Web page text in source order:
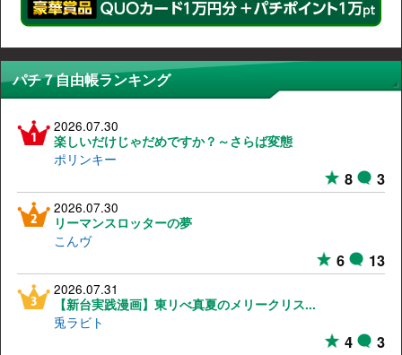
パチ７自由帳ランキング
2026.07.30
楽しいだけじゃだめですか？～さらば変態
ポリンキー
8 3
2026.07.30
リーマンスロッターの夢
こんヴ
6 13
2026.07.31
【新台実践漫画】東リべ真夏のメリークリス...
兎ラビト
4 3